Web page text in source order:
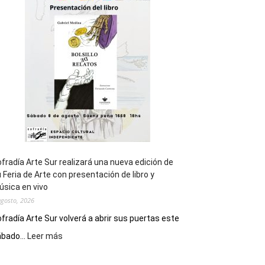
general
de
los
Juegos
Epade
2027
Arte Sur realizará una nueva edición de
Feria de Arte con presentación de libro y
en vivo
2026
Arte Sur volverá a abrir sus puertas este
Leer más